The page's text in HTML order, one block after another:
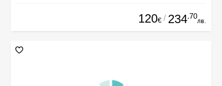
120€ / 234.70
лв.